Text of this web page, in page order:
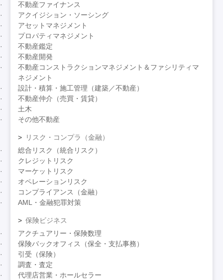
不動産ファイナンス
アクイジション・ソーシング
アセットマネジメント
プロパティマネジメント
不動産鑑定
不動産開発
不動産コンストラクションマネジメント＆ファシリティマ
ネジメント
設計・積算・施工管理（建築／不動産）
不動産仲介（売買・賃貸）
土木
その他不動産
リスク・コンプラ（金融）
総合リスク（統合リスク）
クレジットリスク
マーケットリスク
オペレーションリスク
コンプライアンス（金融）
AML・金融犯罪対策
保険ビジネス
アクチュアリー・保険数理
保険バックオフィス（保全・支払事務）
引受（保険）
調査・査定
代理店営業・ホールセラー